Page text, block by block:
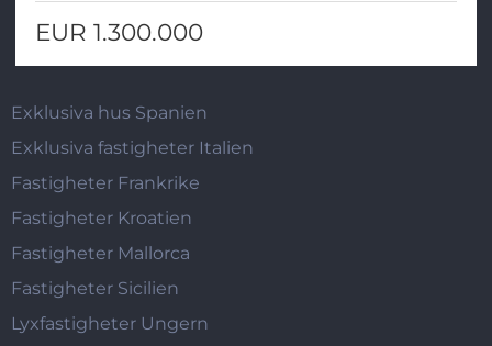
EUR 1.300.000
Exklusiva hus Spanien
Exklusiva fastigheter Italien
Fastigheter Frankrike
Fastigheter Kroatien
Fastigheter Mallorca
Fastigheter Sicilien
Lyxfastigheter Ungern